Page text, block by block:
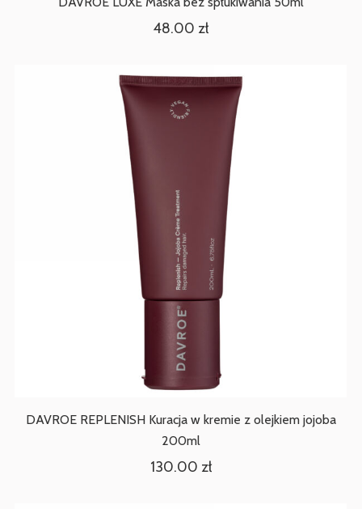
48.00 zł
DAVROE REPLENISH Kuracja w kremie z olejkiem jojoba
200ml
130.00 zł